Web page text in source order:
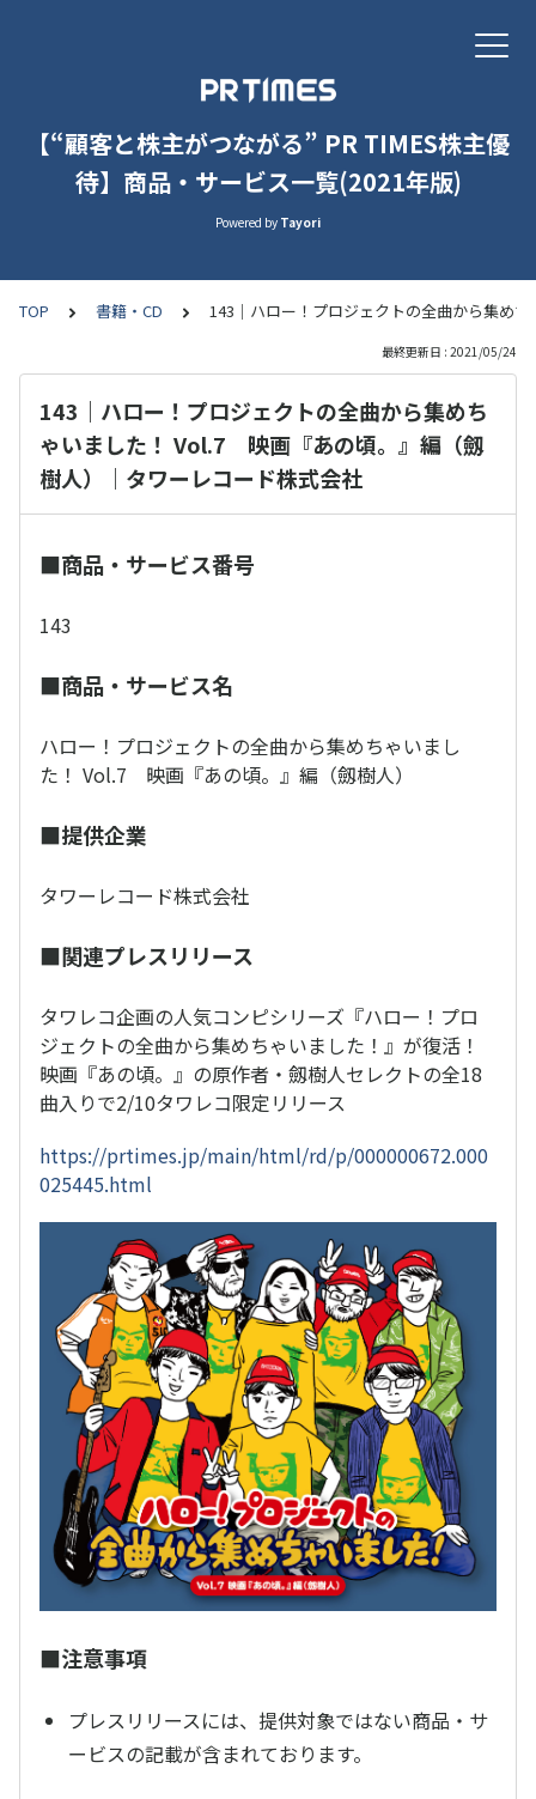
【“顧客と株主がつながる” PR TIMES株主優
待】商品・サービス一覧(2021年版)
Powered by Tayori
TOP 書籍・CD 143｜ハロー！プロジェクトの全曲から集め
最終更新日 : 2021/05/24
143｜ハロー！プロジェクトの全曲から集めち
ゃいました！ Vol.7 映画『あの頃。』編（劔
樹人）｜タワーレコード株式会社
■商品・サービス番号
143
■商品・サービス名
ハロー！プロジェクトの全曲から集めちゃいまし
た！ Vol.7 映画『あの頃。』編（劔樹人）
■提供企業
タワーレコード株式会社
■関連プレスリリース
タワレコ企画の人気コンピシリーズ『ハロー！プロ
ジェクトの全曲から集めちゃいました！』が復活！
映画『あの頃。』の原作者・劔樹人セレクトの全18
曲入りで2/10タワレコ限定リリース
https://prtimes.jp/main/html/rd/p/000000672.000
025445.html
■注意事項
プレスリリースには、提供対象ではない商品・サ
ービスの記載が含まれております。